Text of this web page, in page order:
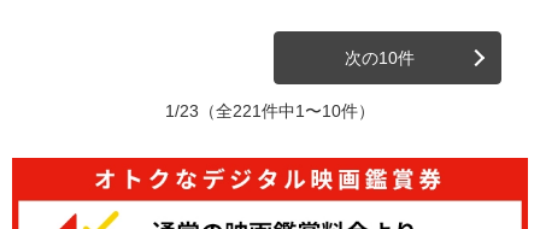
次の10件
1/23 （全221件中1〜10件）